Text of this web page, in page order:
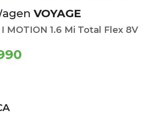
VOYAGE
I MOTION 1.6 Mi Total Flex 8V